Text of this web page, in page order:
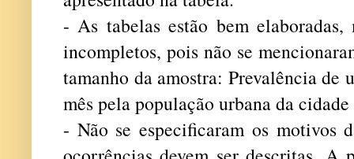
- As tabelas estão bem
incompletos, pois não se
tamanho da amostra: Prevalência
mês pela população urbana da
- Não se especificaram os motivos